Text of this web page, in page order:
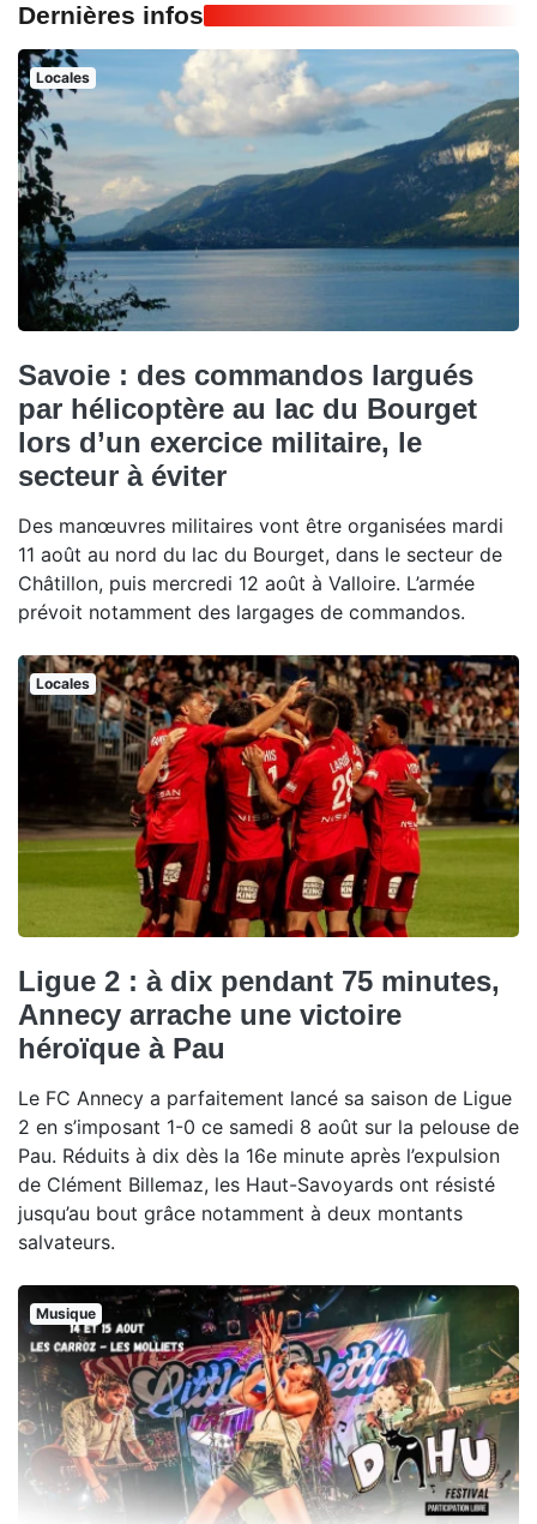
Dernières infos
Locales
Savoie : des commandos largués
par hélicoptère au lac du Bourget
lors d’un exercice militaire, le
secteur à éviter
Des manœuvres militaires vont être organisées mardi
11 août au nord du lac du Bourget, dans le secteur de
Châtillon, puis mercredi 12 août à Valloire. L’armée
prévoit notamment des largages de commandos.
Locales
Ligue 2 : à dix pendant 75 minutes,
Annecy arrache une victoire
héroïque à Pau
Le FC Annecy a parfaitement lancé sa saison de Ligue
2 en s’imposant 1-0 ce samedi 8 août sur la pelouse de
Pau. Réduits à dix dès la 16e minute après l’expulsion
de Clément Billemaz, les Haut-Savoyards ont résisté
jusqu’au bout grâce notamment à deux montants
salvateurs.
Musique